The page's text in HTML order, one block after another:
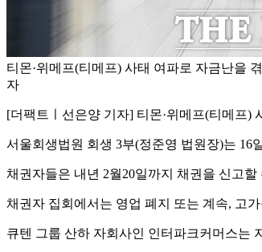
티몬·위메프(티메프) 사태 여파로 자금난을
자
[더팩트ㅣ선은양 기자] 티몬·위메프(티메프)
서울회생법원 회생 3부(정준영 법원장)는 16
채권자들은 내년 2월20일까지 채권을 신고
채권자 집회에서는 영업 폐지 또는 계속, 고
큐텐 그룹 산하 자회사인 인터파크커머스는